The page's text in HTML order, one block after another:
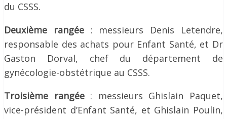
du CSSS.
Deuxième rangée: messieurs Denis Letendre,
responsable des achats pour Enfant Santé, et Dr
Gaston Dorval, chef du département de
gynécologie-obstétrique au CSSS.
Troisième rangée: messieurs Ghislain Paquet,
vice-président d’Enfant Santé, et Ghislain Poulin,